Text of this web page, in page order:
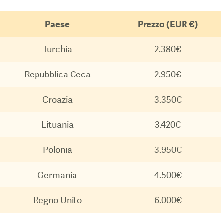
Paese Prezzo (EUR €)
Turchia 2.380€
Repubblica Ceca 2.950€
Croazia 3.350€
Lituania 3.420€
Polonia 3.950€
Germania 4.500€
Regno Unito 6.000€